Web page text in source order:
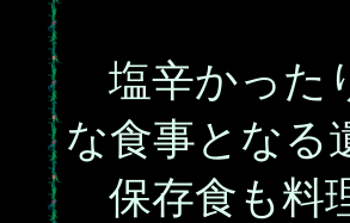
塩辛かった
な食事となる
保存食も料